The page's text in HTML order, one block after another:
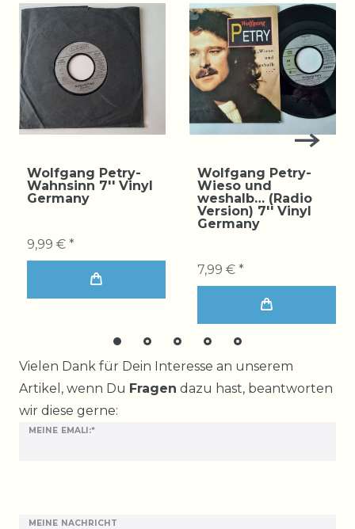
Wolfgang Petry-
Wahnsinn 7'' Vinyl
Germany
9,99 € *
Wolfgang Petry-
Wieso und
weshalb… (Radio
Version) 7'' Vinyl
Germany
7,99 € *
Vielen Dank für Dein Interesse an unserem
Artikel, wenn Du Fragen dazu hast, beantworten
wir diese gerne:
MEINE EMALI:*
MEINE NACHRICHT
Ceres::Template.mailFormHoneypotLabel